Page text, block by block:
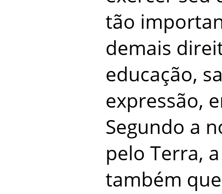
tão
demais
educação,
expressão,
Segundo a
pelo Terra,
também